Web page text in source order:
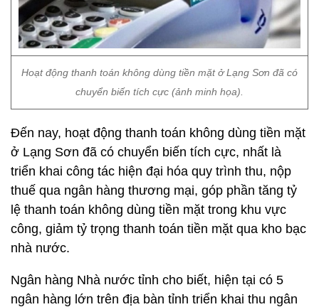
Hoạt động thanh toán không dùng tiền mặt ở Lạng Sơn đã có
chuyển biến tích cực (ảnh minh họa).
Đến nay, hoạt động thanh toán không dùng tiền mặt
ở Lạng Sơn đã có chuyển biến tích cực, nhất là
triển khai công tác hiện đại hóa quy trình thu, nộp
thuế qua ngân hàng thương mại, góp phần tăng tỷ
lệ thanh toán không dùng tiền mặt trong khu vực
công, giảm tỷ trọng thanh toán tiền mặt qua kho bạc
nhà nước.
Ngân hàng Nhà nước tỉnh cho biết, hiện tại có 5
ngân hàng lớn trên địa bàn tỉnh triển khai thu ngân